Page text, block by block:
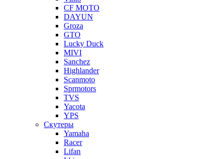
CF MOTO
DAYUN
Groza
GTO
Lucky Duck
MIVI
Sanchez
Highlander
Scanmoto
Sprmotors
TVS
Yacota
YPS
Скутеры
Yamaha
Racer
Lifan